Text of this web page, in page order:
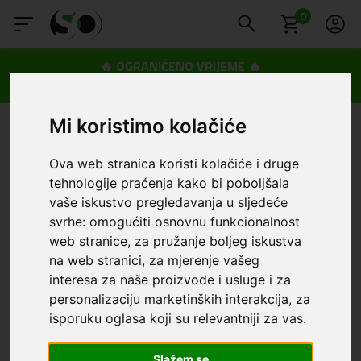
Mi koristimo kolačiće
Ova web stranica koristi kolačiće i druge
tehnologije praćenja kako bi poboljšala
vaše iskustvo pregledavanja u sljedeće
svrhe:omogućiti osnovnu funkcionalnost
web stranice, za pružanje boljeg iskustva
na web stranici, za mjerenje vašeg
interesa za naše proizvode i usluge i za
personalizaciju marketinških interakcija, za
isporuku oglasa koji su relevantniji za vas.
0
🔥 OGRANIČENO VRIJEME 🔥